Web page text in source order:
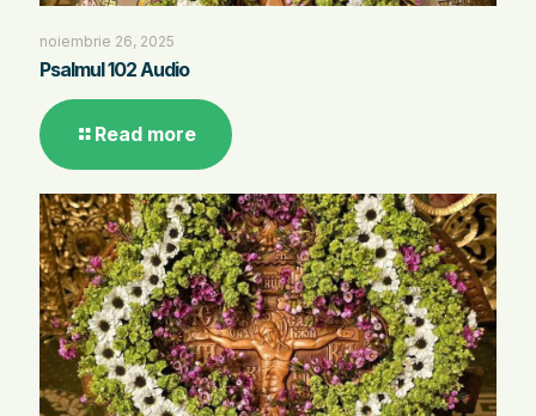
noiembrie 26, 2025
Psalmul 102 Audio
Read more